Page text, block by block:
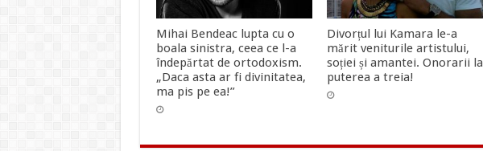
Mihai Bendeac lupta cu o
boala sinistra, ceea ce l-a
îndepărtat de ortodoxism.
„Daca asta ar fi divinitatea,
ma pis pe ea!”
Divorțul lui Kamara le-a
mărit veniturile artistului,
soției și amantei. Onorarii la
puterea a treia!